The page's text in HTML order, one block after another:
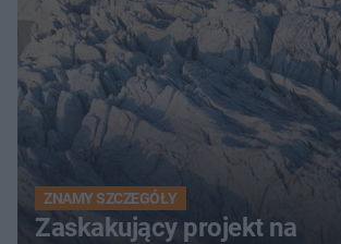
ZNAMY SZCZEGÓŁY
Zaskakujący projekt na